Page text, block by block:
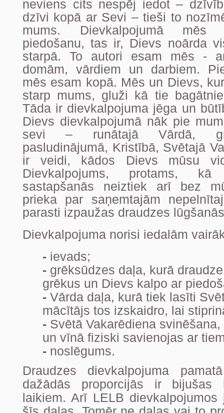
neviens cits nespēj iedot –
dzīvi kopā ar Sevi – tieši to
mums. Dievkalpojumā mēs
piedošanu, tas ir, Dievs noārda
starpā. To autori esam mēs -
domām, vārdiem un darbiem.
mēs esam kopā. Mēs un Dievs,
starp mums, gluži kā tie
Tāda ir dievkalpojuma jēga un
Dievs dievkalpojumā nāk pie
sevi – runātajā Vārdā,
pasludinājumā, Kristībā, Svētajā
ir veidi, kādos Dievs mūsu
Dievkalpojums, protams,
sastapšanās neiztiek arī bez
prieka par saņemtajām
parasti izpaužas draudzes
Dievkalpojuma norisi iedalām
- ievads;
- grēksūdzes daļa, kurā
grēkus un Dievs kalpo ar
- Vārda daļa, kurā tiek lasīti
mācītājs tos izskaidro, lai
- Svētā Vakarēdiena
un vīnā fiziski savienojas ar
- noslēgums.
Draudzes dievkalpojuma
dažādās proporcijās ir bijušas
laikiem. Arī LELB